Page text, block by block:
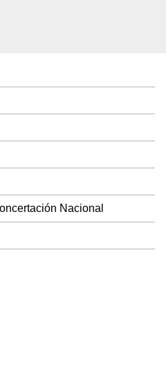
Nacional